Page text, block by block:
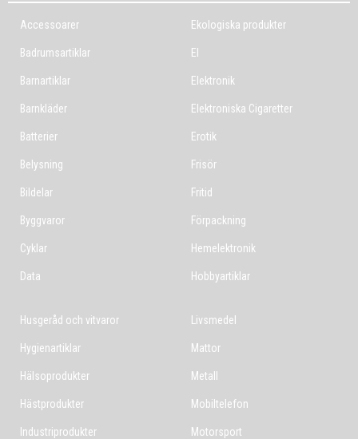
Accessoarer
Badrumsartiklar
Barnartiklar
Barnkläder
Batterier
Belysning
Bildelar
Byggvaror
Cyklar
Data
Ekologiska produkter
El
Elektronik
Elektroniska Cigaretter
Erotik
Frisör
Fritid
Förpackning
Hemelektronik
Hobbyartiklar
Husgeråd och vitvaror
Hygienartiklar
Hälsoprodukter
Hästprodukter
Industriprodukter
Livsmedel
Mattor
Metall
Mobiltelefon
Motorsport